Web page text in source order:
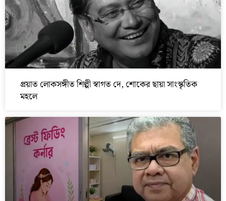
প্রয়াত লোকসঙ্গীত শিল্পী স্বাগত দে, শোকের ছায়া সাংস্কৃতিক
মহলে